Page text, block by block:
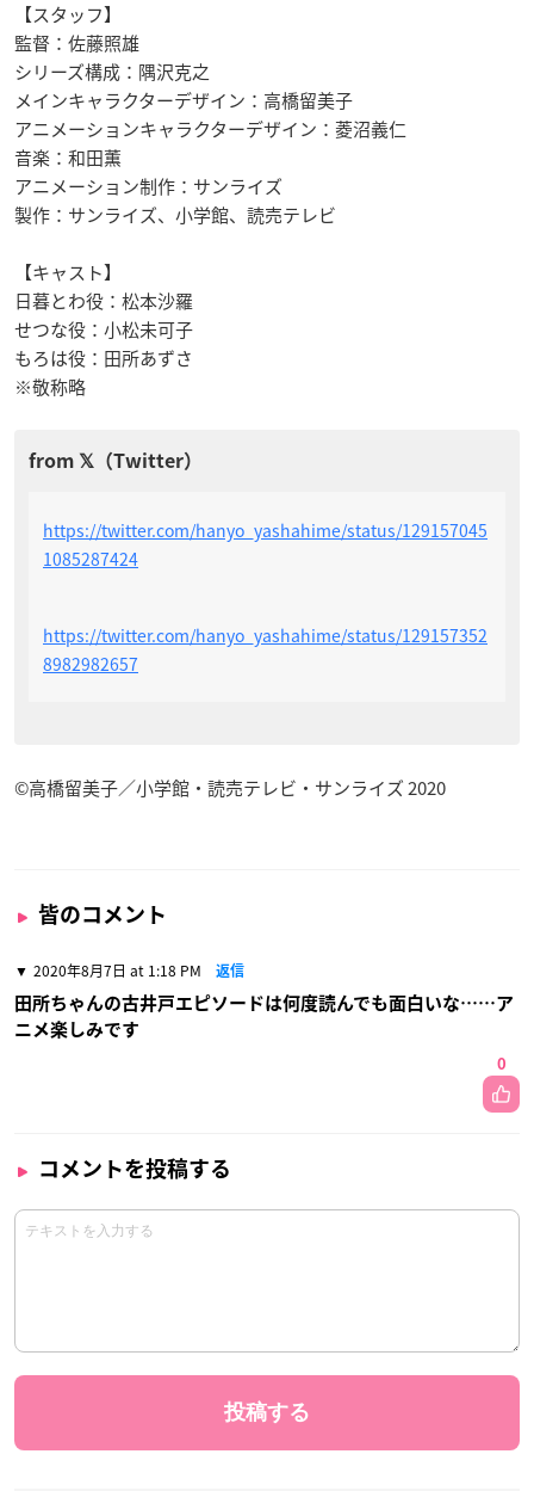
【スタッフ】
監督：佐藤照雄
シリーズ構成：隅沢克之
メインキャラクターデザイン：高橋留美子
アニメーションキャラクターデザイン：菱沼義仁
音楽：和田薫
アニメーション制作：サンライズ
製作：サンライズ、小学館、読売テレビ
【キャスト】
日暮とわ役：松本沙羅
せつな役：小松未可子
もろは役：田所あずさ
※敬称略
https://twitter.com/hanyo_yashahime/status/129157045
1085287424
https://twitter.com/hanyo_yashahime/status/129157352
8982982657
©高橋留美子／小学館・読売テレビ・サンライズ 2020
皆のコメント
2020年8月7日 at 1:18 PM 返信
田所ちゃんの古井戸エピソードは何度読んでも面白いな……ア
ニメ楽しみです
0
コメントを投稿する